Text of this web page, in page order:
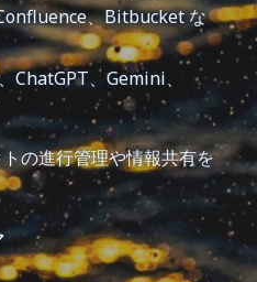
、Bitbucket な
ChatGPT、Gemini、
の進行管理や情報共有を